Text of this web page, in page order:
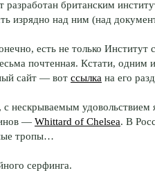
разработан британским
изрядно над ним (над
есть не только Институт
почтенная. Кстати, одним
сайт — вот ссылка на его
с нескрываемым
— Whittard of Chelsea. В
тропы…
серфинга.